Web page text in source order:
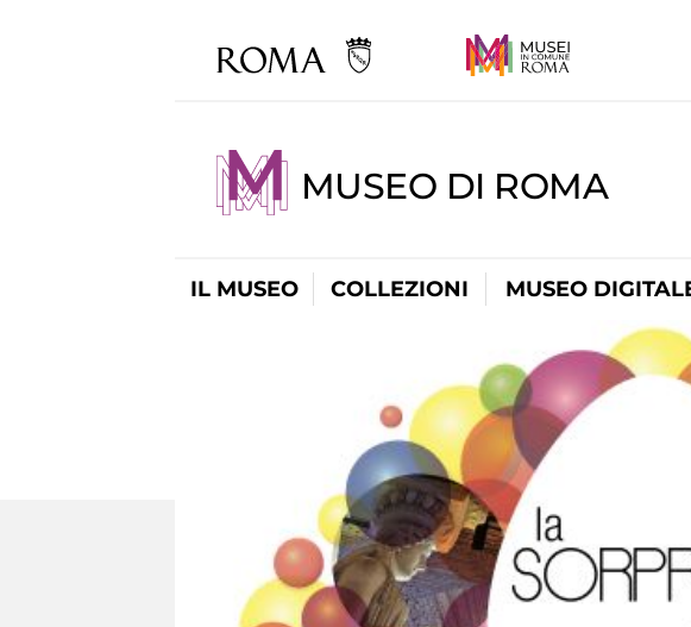
MUSEO DI ROMA
IL MUSEO COLLEZIONI MUSEO